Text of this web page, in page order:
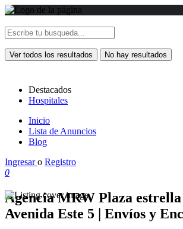
Ver todos los resultados No hay resultados
Destacados
Hospitales
Inicio
Lista de Anuncios
Blog
Ingresaro Registro
0
Agencia MRW Plaza
Avenida Este 5 | Envíos y